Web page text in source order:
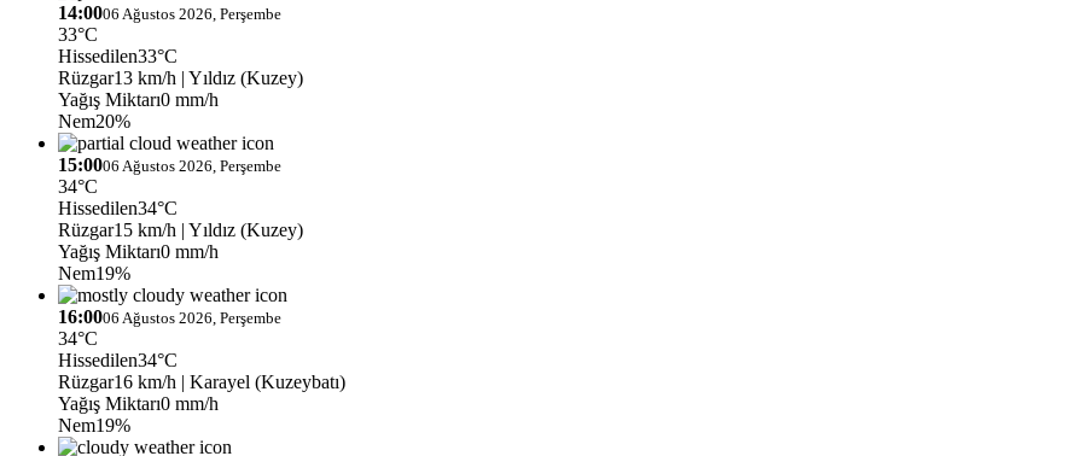
14:0006 Ağustos 2026, Perşembe
33°C
Hissedilen33°C
Rüzgar13 km/h | Yıldız (Kuzey)
Yağış Miktarı0 mm/h
Nem20%
15:0006 Ağustos 2026, Perşembe
34°C
Hissedilen34°C
Rüzgar15 km/h | Yıldız (Kuzey)
Yağış Miktarı0 mm/h
Nem19%
16:0006 Ağustos 2026, Perşembe
34°C
Hissedilen34°C
Rüzgar16 km/h | Karayel (Kuzeybatı)
Yağış Miktarı0 mm/h
Nem19%